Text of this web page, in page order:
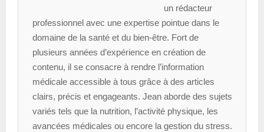
un rédacteur
professionnel avec une expertise pointue dans le
domaine de la santé et du bien-être. Fort de
plusieurs années d’expérience en création de
contenu, il se consacre à rendre l’information
médicale accessible à tous grâce à des articles
clairs, précis et engageants. Jean aborde des sujets
variés tels que la nutrition, l’activité physique, les
avancées médicales ou encore la gestion du stress.